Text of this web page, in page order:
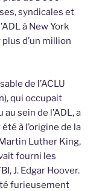
syndicales et
à New York
d’un million
de l’ACLU
qui occupait
sein de l’ADL, a
à l’origine de la
Luther King,
fourni les
J. Edgar Hoover.
furieusement